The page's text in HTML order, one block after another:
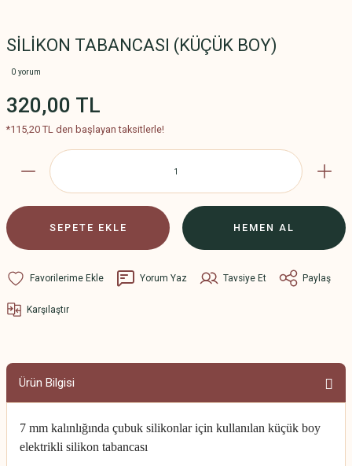
SİLİKON TABANCASI (KÜÇÜK BOY)
0 yorum
320,00 TL
*115,20 TL den başlayan taksitlerle!
SEPETE EKLE HEMEN AL
Yorum Yaz Tavsiye Et Paylaş
Karşılaştır
Ürün Bilgisi
7 mm kalınlığında çubuk silikonlar için kullanılan küçük boy
elektrikli silikon tabancası